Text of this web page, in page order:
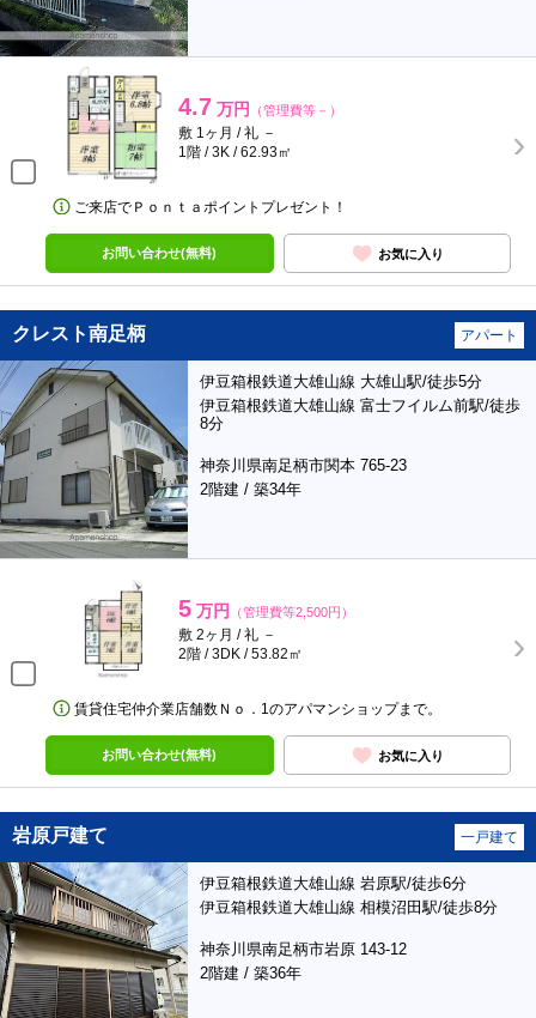
4.7 万円 （管理費等－）
敷 1ヶ月 / 礼 －
1階 / 3K / 62.93㎡
ご来店でＰｏｎｔａポイントプレゼント！
お問い合わせ(無料) お気に入り
クレスト南足柄 アパート
伊豆箱根鉄道大雄山線 大雄山駅/徒歩5分
伊豆箱根鉄道大雄山線 富士フイルム前駅/徒歩
8分
神奈川県南足柄市関本 765-23
2階建 / 築34年
5 万円 （管理費等2,500円）
敷 2ヶ月 / 礼 －
2階 / 3DK / 53.82㎡
賃貸住宅仲介業店舗数Ｎｏ．1のアパマンショップまで。
お問い合わせ(無料) お気に入り
岩原戸建て 一戸建て
伊豆箱根鉄道大雄山線 岩原駅/徒歩6分
伊豆箱根鉄道大雄山線 相模沼田駅/徒歩8分
神奈川県南足柄市岩原 143-12
2階建 / 築36年